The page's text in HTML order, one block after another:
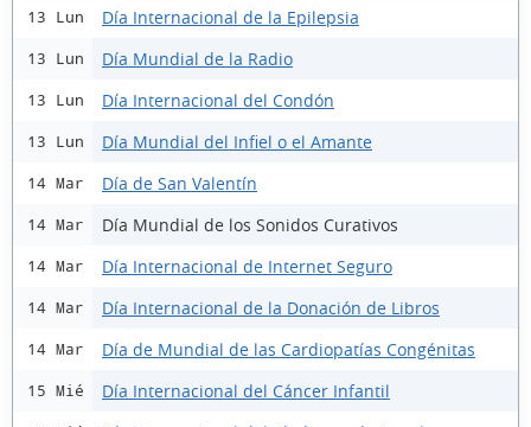
13 Lun Día Internacional de la Epilepsia
13 Lun Día Mundial de la Radio
13 Lun Día Internacional del Condón
13 Lun Día Mundial del Infiel o el Amante
14 Mar Día de San Valentín
14 Mar Día Mundial de los Sonidos Curativos
14 Mar Día Internacional de Internet Seguro
14 Mar Día Internacional de la Donación de Libros
14 Mar Día de Mundial de las Cardiopatías Congénitas
15 Mié Día Internacional del Cáncer Infantil